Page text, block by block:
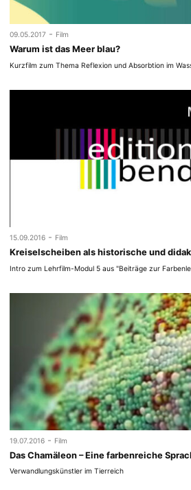
09.05.2017 - Film
Warum ist das Meer blau?
Kurzfilm zum Thema Reflexion und Absorbtion im
15.09.2016 - Film
Kreiselscheiben als historische und
Intro zum Lehrfilm-Modul 5 aus "Beiträge zur
19.07.2016 - Film
Das Chamäleon – Eine farbenreiche
Verwandlungskünstler im Tierreich